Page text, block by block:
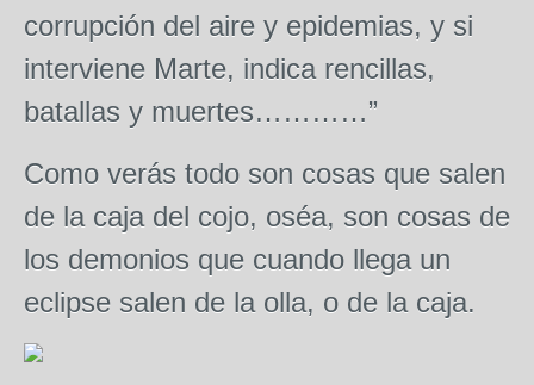
corrupción del aire y epidemias, y si
interviene Marte, indica rencillas,
batallas y muertes…………”
Como verás todo son cosas que salen
de la caja del cojo, oséa, son cosas de
los demonios que cuando llega un
eclipse salen de la olla, o de la caja.